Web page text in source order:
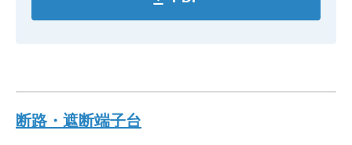
断路・遮断端子台